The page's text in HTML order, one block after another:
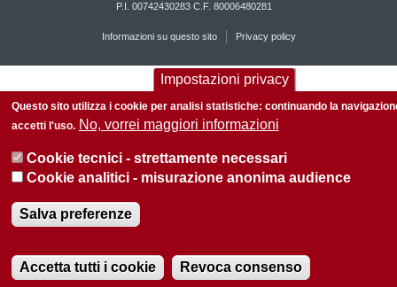
P.I. 00742430283 C.F. 80006480281
Informazioni su questo sito Privacy policy
Impostazioni privacy
Questo sito utilizza i cookie per analisi statistiche: continuando la
accetti l'uso. No, vorrei maggiori informazioni
Cookie tecnici - strettamente necessari
Cookie analitici - misurazione anonima audience
Salva preferenze
Accetta tutti i cookie Revoca consenso